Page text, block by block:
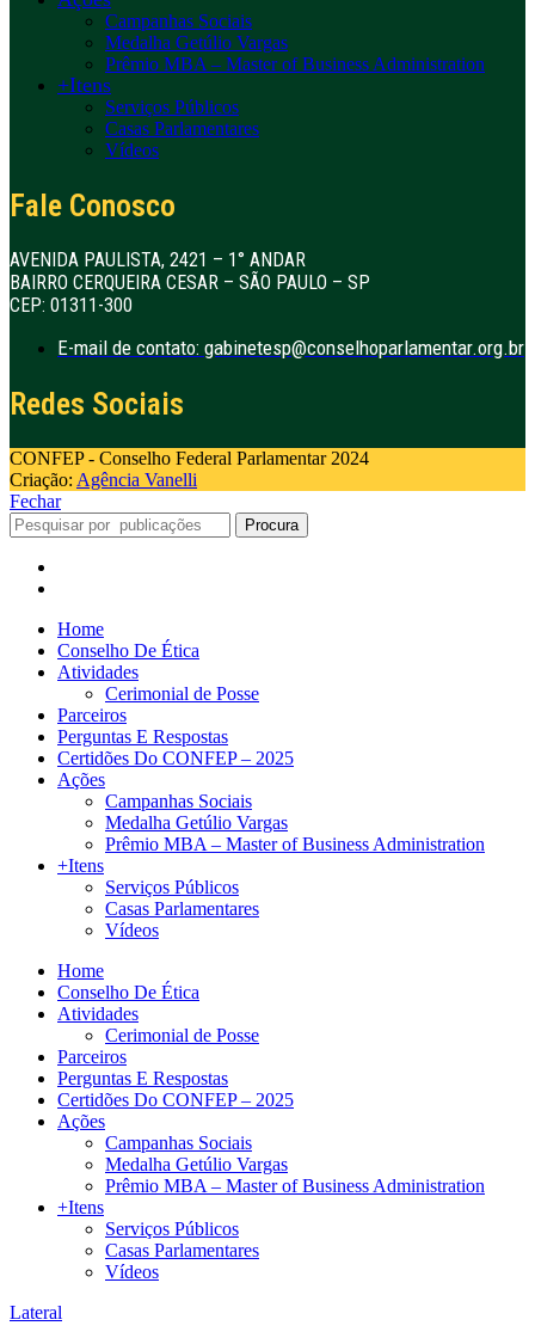
Campanhas Sociais
Medalha Getúlio Vargas
Prêmio MBA – Master of Business Administration
+Itens
Serviços Públicos
Casas Parlamentares
Vídeos
Fale Conosco
AVENIDA PAULISTA, 2421 – 1° ANDAR
BAIRRO CERQUEIRA CESAR – SÃO PAULO – SP
CEP: 01311-300
E-mail de contato: gabinetesp@conselhoparlamentar.org.br
Redes Sociais
CONFEP - Conselho Federal Parlamentar 2024
Criação: Agência Vanelli
Fechar
Procura
Home
Conselho De Ética
Atividades
Cerimonial de Posse
Parceiros
Perguntas E Respostas
Certidões Do CONFEP – 2025
Ações
Campanhas Sociais
Medalha Getúlio Vargas
Prêmio MBA – Master of Business Administration
+Itens
Serviços Públicos
Casas Parlamentares
Vídeos
Home
Conselho De Ética
Atividades
Cerimonial de Posse
Parceiros
Perguntas E Respostas
Certidões Do CONFEP – 2025
Ações
Campanhas Sociais
Medalha Getúlio Vargas
Prêmio MBA – Master of Business Administration
+Itens
Serviços Públicos
Casas Parlamentares
Vídeos
Lateral